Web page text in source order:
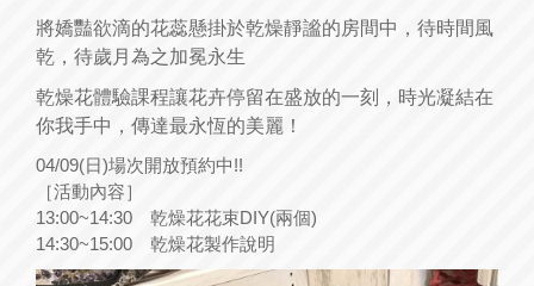
將嬌豔欲滴的花蕊懸掛於乾燥靜謐的房間中，待時間風
乾，待歲月為之加冕永生
​乾燥花體驗課程讓花卉停留在盛放的一刻，時光凝結在
你我手中，傳達最永恆的美麗！
04/09(日)場次開放預約中!!
［活動內容］
13:00~14:30 乾燥花花束DIY(兩個)
14:30~15:00 乾燥花製作說明